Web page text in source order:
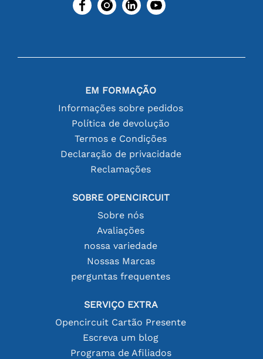
EM FORMAÇÃO
Informações sobre pedidos
Política de devolução
Termos e Condições
Declaração de privacidade
Reclamações
SOBRE OPENCIRCUIT
Sobre nós
Avaliações
nossa variedade
Nossas Marcas
perguntas frequentes
SERVIÇO EXTRA
Opencircuit Cartão Presente
Escreva um blog
Programa de Afiliados